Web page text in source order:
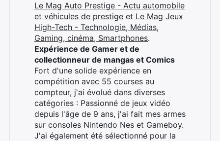
Le Mag Auto Prestige - Actu automobile
et véhicules de prestige et Le Mag Jeux
High-Tech - Technologie, Médias,
Gaming, cinéma, Smartphones.
Expérience de Gamer et de
collectionneur de mangas et Comics
Fort d'une solide expérience en
compétition avec 55 courses au
compteur, j'ai évolué dans diverses
catégories : Passionné de jeux vidéo
depuis l'âge de 9 ans, j'ai fait mes armes
sur consoles Nintendo Nes et Gameboy.
J'ai également été sélectionné pour la